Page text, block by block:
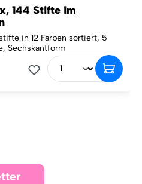
144 Stifte im
in 12 Farben sortiert, 5
Sechskantform